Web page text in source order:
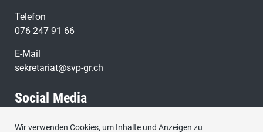
Telefon
076 247 91 66
E-Mail
sekretariat@svp-gr.ch
Social Media
Wir verwenden Cookies, um Inhalte und Anzeigen zu